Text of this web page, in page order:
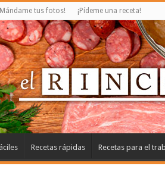
tus fotos! ¡Pídeme una receta!
Recetas rápidas Recetas para el